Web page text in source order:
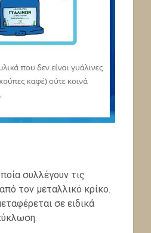
συλλέγουν τις
τον μεταλλικό κρίκο.
σε ειδικά